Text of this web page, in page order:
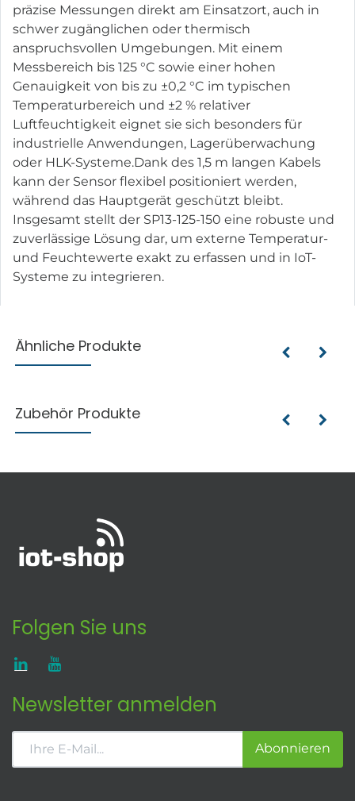
präzise Messungen direkt am Einsatzort, auch in
schwer zugänglichen oder thermisch
anspruchsvollen Umgebungen. Mit einem
Messbereich bis 125 °C sowie einer hohen
Genauigkeit von bis zu ±0,2 °C im typischen
Temperaturbereich und ±2 % relativer
Luftfeuchtigkeit eignet sie sich besonders für
industrielle Anwendungen, Lagerüberwachung
oder HLK-Systeme.Dank des 1,5 m langen Kabels
kann der Sensor flexibel positioniert werden,
während das Hauptgerät geschützt bleibt.
Insgesamt stellt der SP13-125-150 eine robuste und
zuverlässige Lösung dar, um externe Temperatur-
und Feuchtewerte exakt zu erfassen und in IoT-
Systeme zu integrieren.
Ähnliche Produkte
Zubehör Produkte
Folgen Sie uns
Newsletter anmelden
Abonnieren